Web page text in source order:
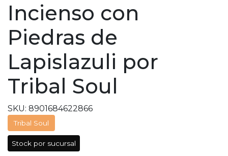
Incienso con
Piedras de
Lapislazuli por
Tribal Soul
SKU: 8901684622866
Tribal Soul
Stock por sucursal